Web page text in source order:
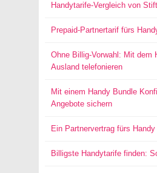
Handytarife-Vergleich von
Prepaid-Partnertarif fürs
Ohne Billig-Vorwahl: Mit dem
Ausland telefonieren
Mit einem Handy Bundle
Angebote sichern
Ein Partnervertrag fürs
Billigste Handytarife finden: